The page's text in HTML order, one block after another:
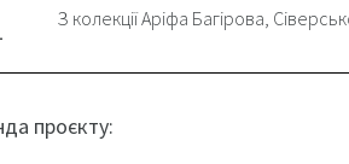
З колекції Аріфа Багірова,
проєкту: